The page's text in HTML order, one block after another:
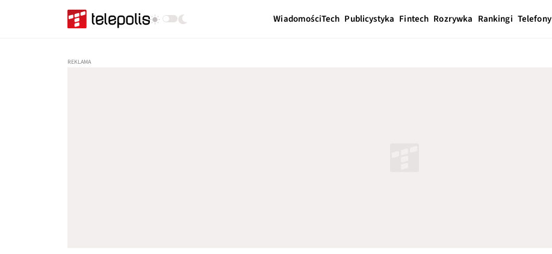
WiadomościTech Publicystyka Fintech Rozrywka Rankingi Telefony